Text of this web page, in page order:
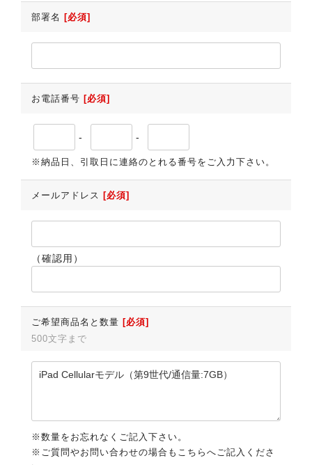
部署名 [必須]
お電話番号 [必須]
- -
※納品日、引取日に連絡のとれる番号をご入力下さい。
メールアドレス [必須]
（確認用）
ご希望商品名と数量 [必須]
500文字まで
※数量をお忘れなくご記入下さい。
※ご質問やお問い合わせの場合もこちらへご記入くださ